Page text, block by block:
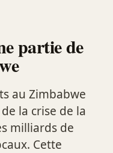
partie de
au Zimbabwe
la crise de la
milliards de
Cette